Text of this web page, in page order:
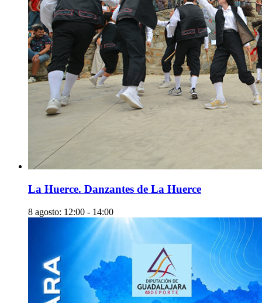
La Huerce. Danzantes de La Huerce
8 agosto: 12:00 - 14:00